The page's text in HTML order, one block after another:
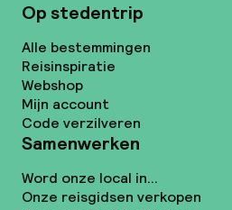
Op stedentrip
Alle bestemmingen
Reisinspiratie
Webshop
Mijn account
Code verzilveren
Samenwerken
Word onze local in...
Onze reisgidsen verkopen